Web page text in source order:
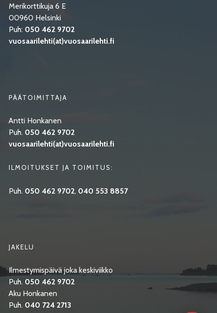
Merikorttikuja 6 E
00960 Helsinki
Puh: 050 462 9702
vuosaarilehti(at)vuosaarilehti.fi
PÄÄTOIMITTAJA
Antti Honkanen
Puh. 050 462 9702
vuosaarilehti(at)vuosaarilehti.fi
ILMOITUKSET JA TOIMITUS:
Puh. 050 462 9702, 040 553 8857
JAKELU
Ilmestymispäivä joka keskiviikko
Puh. 050 462 9702
Aku Honkanen
Puh. 040 724 2713